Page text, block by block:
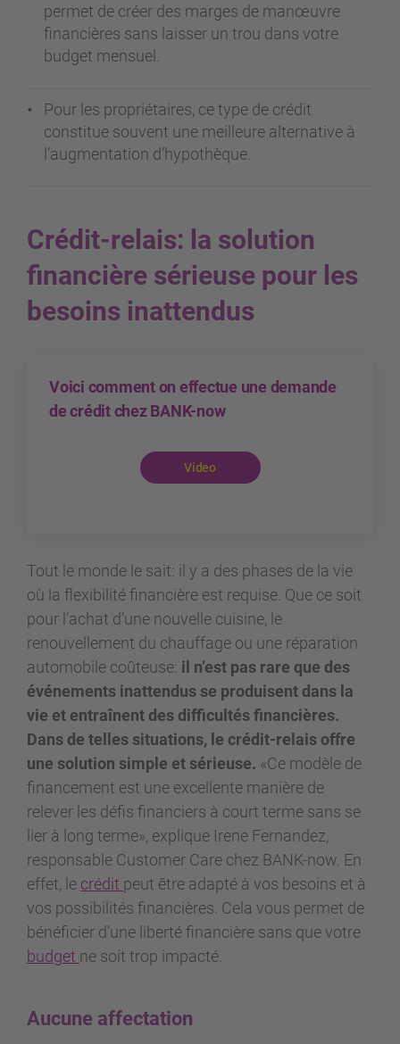
permet de créer des marges de manœuvre
financières sans laisser un trou dans votre
budget mensuel.
Pour les propriétaires, ce type de crédit
constitue souvent une meilleure alternative à
l’augmentation d’hypothèque.
Crédit-relais: la solution
financière sérieuse pour les
besoins inattendus
Voici comment on effectue une demande
de crédit chez BANK-now
Video
Tout le monde le sait: il y a des phases de la vie
où la flexibilité financière est requise. Que ce soit
pour l’achat d’une nouvelle cuisine, le
renouvellement du chauffage ou une réparation
automobile coûteuse: il n’est pas rare que des
événements inattendus se produisent dans la
vie et entraînent des difficultés financières.
Dans de telles situations, le crédit-relais offre
une solution simple et sérieuse. «Ce modèle de
financement est une excellente manière de
relever les défis financiers à court terme sans se
lier à long terme», explique Irene Fernandez,
responsable Customer Care chez BANK-now. En
effet, le crédit peut être adapté à vos besoins et à
vos possibilités financières. Cela vous permet de
bénéficier d’une liberté financière sans que votre
budget ne soit trop impacté.
Aucune affectation